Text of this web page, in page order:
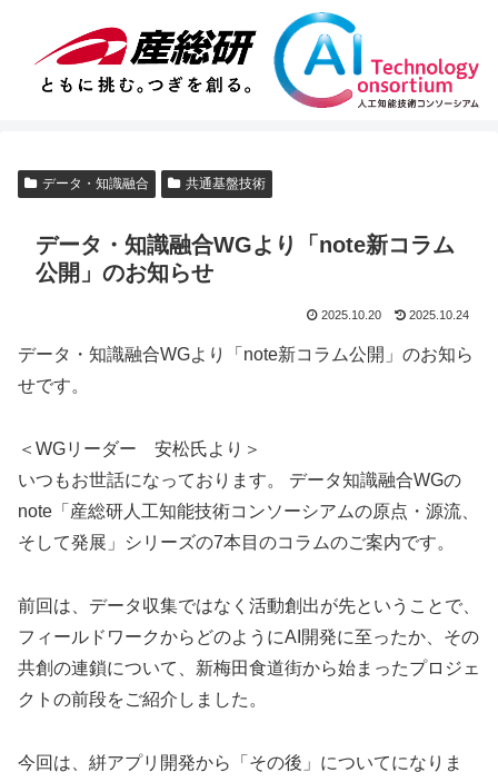
データ・知識融合 共通基盤技術
データ・知識融合WGより「note新コラム
公開」のお知らせ
2025.10.20 2025.10.24
データ・知識融合WGより「note新コラム公開」のお知ら
せです。
＜WGリーダー 安松氏より＞
いつもお世話になっております。 データ知識融合WGの
note「産総研人工知能技術コンソーシアムの原点・源流、
そして発展」シリーズの7本目のコラムのご案内です。
前回は、データ収集ではなく活動創出が先ということで、
フィールドワークからどのようにAI開発に至ったか、その
共創の連鎖について、新梅田食道街から始まったプロジェ
クトの前段をご紹介しました。
今回は、絣アプリ開発から「その後」についてになりま